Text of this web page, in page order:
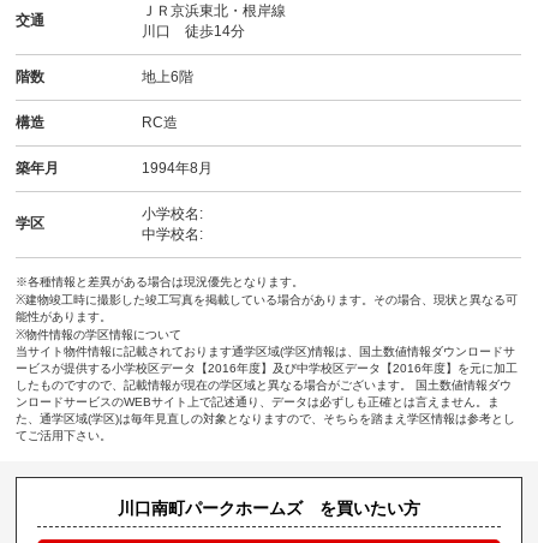
交通
ＪＲ京浜東北・根岸線
川口 徒歩14分
階数 地上6階
構造 RC造
築年月 1994年8月
学区
小学校名:
中学校名:
※各種情報と差異がある場合は現況優先となります。
※建物竣工時に撮影した竣工写真を掲載している場合があります。その場合、現状と異なる可
能性があります。
※物件情報の学区情報について
当サイト物件情報に記載されております通学区域(学区)情報は、国土数値情報ダウンロードサ
ービスが提供する小学校区データ【2016年度】及び中学校区データ【2016年度】を元に加工
したものですので、記載情報が現在の学区域と異なる場合がございます。 国土数値情報ダウ
ンロードサービスのWEBサイト上で記述通り、データは必ずしも正確とは言えません。ま
た、通学区域(学区)は毎年見直しの対象となりますので、そちらを踏まえ学区情報は参考とし
てご活用下さい。
川口南町パークホームズ を買いたい方